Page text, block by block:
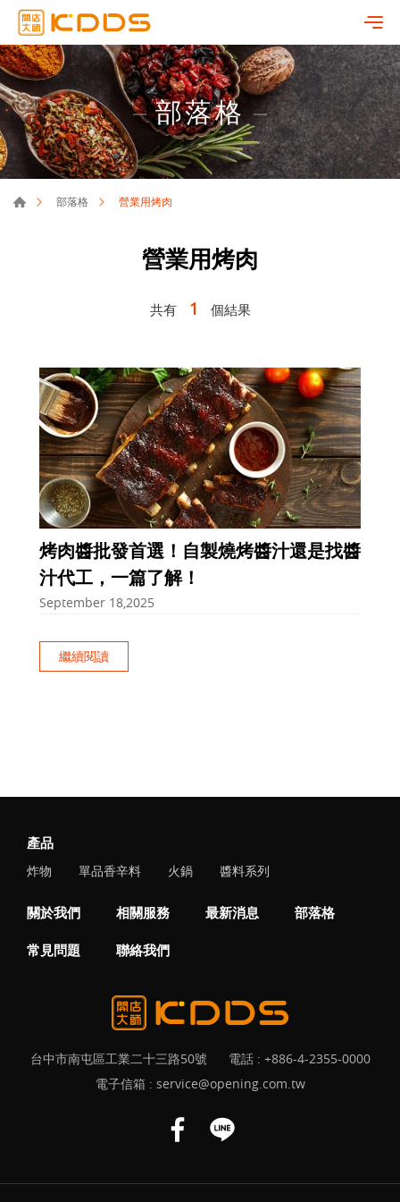
部落格
部落格 營業用烤肉
營業用烤肉
共有 1 個結果
烤肉醬批發首選！自製燒烤醬汁還是找醬
汁代工，一篇了解！
September 18,2025
繼續閱讀
產品
炸物 單品香辛料 火鍋 醬料系列
關於我們 相關服務 最新消息 部落格
常見問題 聯絡我們
台中市南屯區工業二十三路50號 電話 : +886-4-2355-0000
電子信箱 : service@opening.com.tw